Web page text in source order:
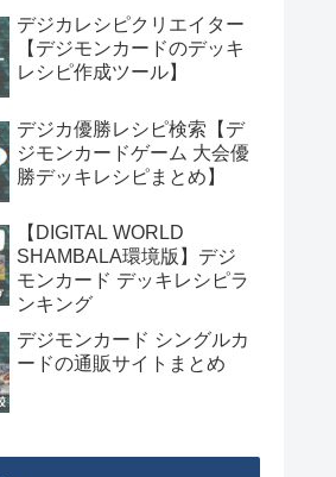
デジカレシピクリエイター
【デジモンカードのデッキ
レシピ作成ツール】
デジカ優勝レシピ検索【デ
ジモンカードゲーム 大会優
勝デッキレシピまとめ】
【DIGITAL WORLD
SHAMBALA環境版】デジ
モンカード デッキレシピラ
ンキング
デジモンカード シングルカ
ードの通販サイトまとめ